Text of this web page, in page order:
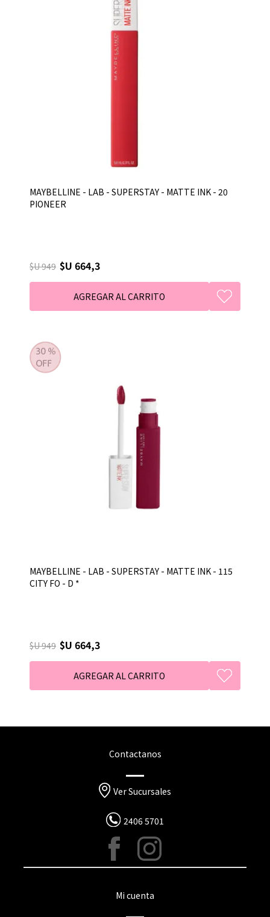
MAYBELLINE - LAB - SUPERSTAY - MATTE INK - 20
PIONEER
$U 949 $U 664,3
MAYBELLINE - LAB - SUPERSTAY - MATTE INK - 115
CITY FO - D *
$U 949 $U 664,3
Contactanos
Ver Sucursales
2406 5701
Mi cuenta